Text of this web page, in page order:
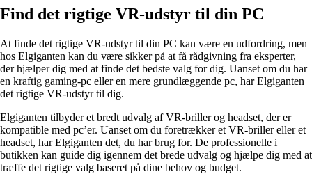
Find det rigtige VR-udstyr til din PC
At finde det rigtige VR-udstyr til din PC kan være en udfordring, men
hos Elgiganten kan du være sikker på at få rådgivning fra eksperter,
der hjælper dig med at finde det bedste valg for dig. Uanset om du har
en kraftig gaming-pc eller en mere grundlæggende pc, har Elgiganten
det rigtige VR-udstyr til dig.
Elgiganten tilbyder et bredt udvalg af VR-briller og headset, der er
kompatible med pc’er. Uanset om du foretrækker et VR-briller eller et
headset, har Elgiganten det, du har brug for. De professionelle i
butikken kan guide dig igennem det brede udvalg og hjælpe dig med at
træffe det rigtige valg baseret på dine behov og budget.